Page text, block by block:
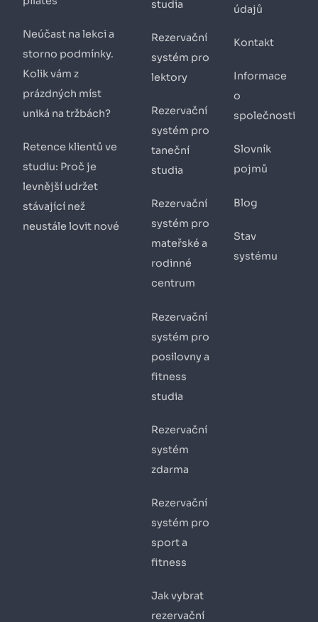
Neúčast na lekci a
storno podmínky.
Kolik vám z
prázdných míst
uniká na tržbách?
Retence klientů ve
studiu: Proč je
levnější udržet
stávající než
neustále lovit nové
studia
Rezervační
systém pro
lektory
Rezervační
systém pro
taneční
studia
Rezervační
systém pro
mateřské a
rodinné
centrum
Rezervační
systém pro
posilovny a
fitness
studia
Rezervační
systém
zdarma
Rezervační
systém pro
sport a
fitness
Jak vybrat
rezervační
údajů
Kontakt
Informace
o
společnosti
Slovník
pojmů
Blog
Stav
systému